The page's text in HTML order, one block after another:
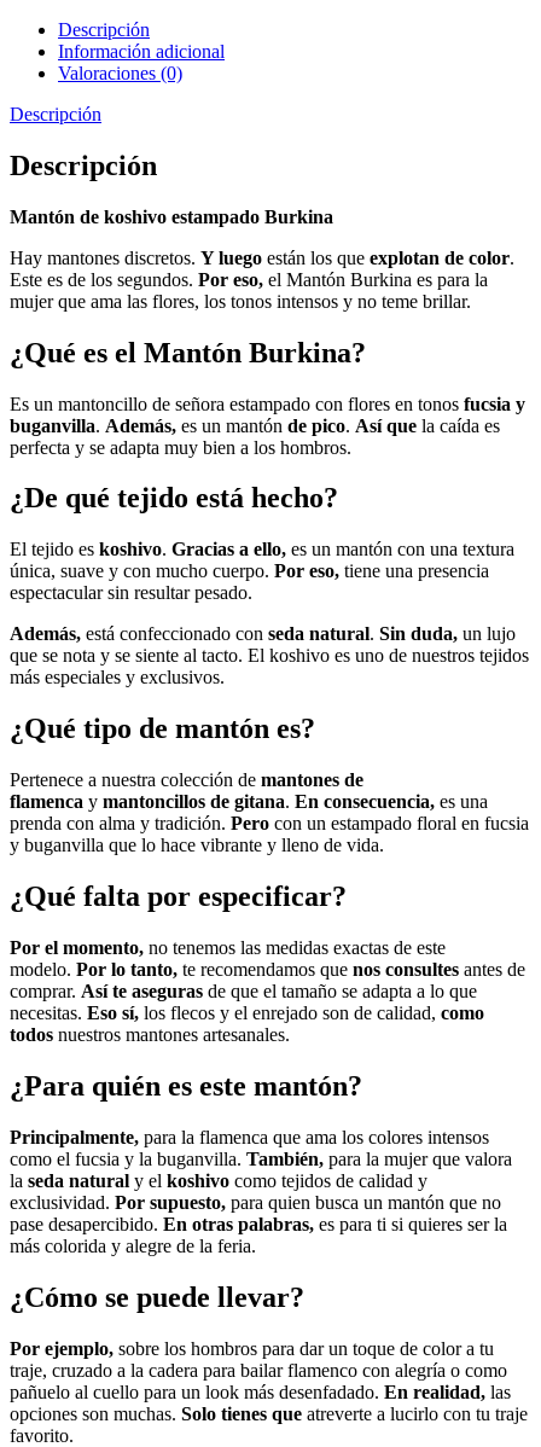
Descripción
Información adicional
Valoraciones (0)
Descripción
Descripción
Mantón de koshivo estampado Burkina
Hay mantones discretos. Y luego están los que explotan de color.
Este es de los segundos. Por eso, el Mantón Burkina es para la
mujer que ama las flores, los tonos intensos y no teme brillar.
¿Qué es el Mantón Burkina?
Es un mantoncillo de señora estampado con flores en tonos fucsia y
buganvilla. Además, es un mantón de pico. Así que la caída es
perfecta y se adapta muy bien a los hombros.
¿De qué tejido está hecho?
El tejido es koshivo. Gracias a ello, es un mantón con una textura
única, suave y con mucho cuerpo. Por eso, tiene una presencia
espectacular sin resultar pesado.
Además, está confeccionado con seda natural. Sin duda, un lujo
que se nota y se siente al tacto. El koshivo es uno de nuestros tejidos
más especiales y exclusivos.
¿Qué tipo de mantón es?
Pertenece a nuestra colección de mantones de
flamenca y mantoncillos de gitana. En consecuencia, es una
prenda con alma y tradición. Pero con un estampado floral en fucsia
y buganvilla que lo hace vibrante y lleno de vida.
¿Qué falta por especificar?
Por el momento, no tenemos las medidas exactas de este
modelo. Por lo tanto, te recomendamos que nos consultes antes de
comprar. Así te aseguras de que el tamaño se adapta a lo que
necesitas. Eso sí, los flecos y el enrejado son de calidad, como
todos nuestros mantones artesanales.
¿Para quién es este mantón?
Principalmente, para la flamenca que ama los colores intensos
como el fucsia y la buganvilla. También, para la mujer que valora
la seda natural y el koshivo como tejidos de calidad y
exclusividad. Por supuesto, para quien busca un mantón que no
pase desapercibido. En otras palabras, es para ti si quieres ser la
más colorida y alegre de la feria.
¿Cómo se puede llevar?
Por ejemplo, sobre los hombros para dar un toque de color a tu
traje, cruzado a la cadera para bailar flamenco con alegría o como
pañuelo al cuello para un look más desenfadado. En realidad, las
opciones son muchas. Solo tienes que atreverte a lucirlo con tu traje
favorito.